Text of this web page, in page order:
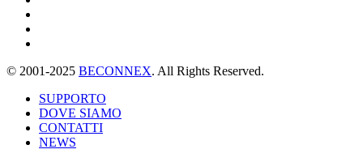
© 2001-2025 BECONNEX. All Rights Reserved.
SUPPORTO
DOVE SIAMO
CONTATTI
NEWS